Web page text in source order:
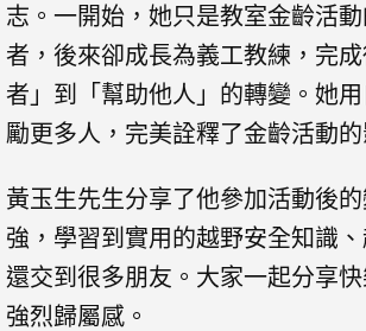
志。一開始，她只是教室金齡活
者，後來卻成長為義工教練，完
者」到「幫助他人」的轉變。她
勵更多人，完美詮釋了金齡活動的
黃玉生先生分享了他參加活動後
強，學習到實用的越野安全知識、
還交到很多朋友。大家一起分享
強烈歸屬感。